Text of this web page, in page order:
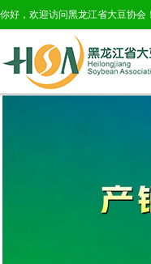
你好，欢迎访问黑龙江省大豆协会！